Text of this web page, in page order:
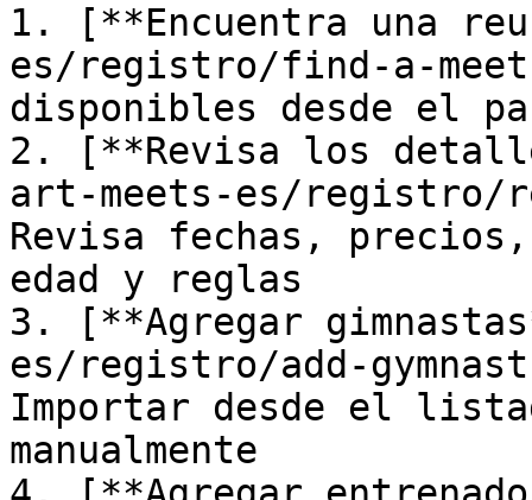
1. [**Encuentra una
es/registro/find-a-
disponibles desde el
2. [**Revisa los
art-meets-es/registro/
Revisa fechas,
edad y reglas
3. [**Agregar
es/registro/add-
Importar desde el
manualmente